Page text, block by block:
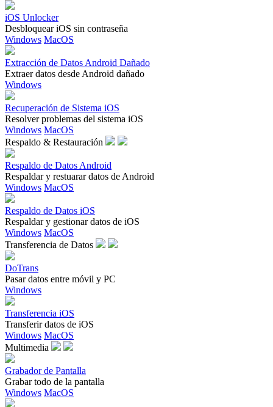
iOS Unlocker
Desbloquear iOS sin contraseña
Windows MacOS
Extracción de Datos Android Dañado
Extraer datos desde Android dañado
Windows
Recuperación de Sistema iOS
Resolver problemas del sistema iOS
Windows MacOS
Respaldo & Restauración
Respaldo de Datos Android
Respaldar y restuarar datos de Android
Windows MacOS
Respaldo de Datos iOS
Respaldar y gestionar datos de iOS
Windows MacOS
Transferencia de Datos
DoTrans
Pasar datos entre móvil y PC
Windows
Transferencia iOS
Transferir datos de iOS
Windows MacOS
Multimedia
Grabador de Pantalla
Grabar todo de la pantalla
Windows MacOS